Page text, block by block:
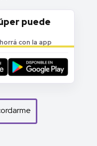
puede
con la app